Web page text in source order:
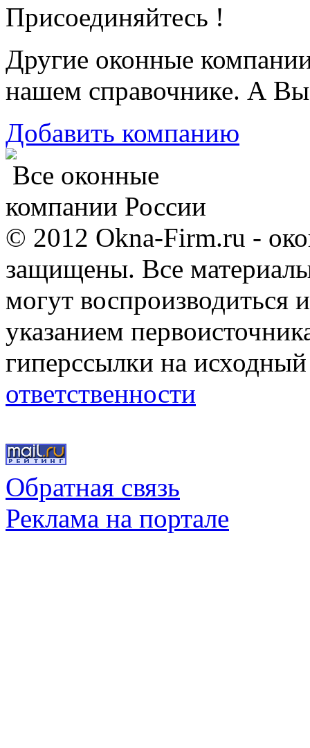
Присоединяйтесь !
Другие оконные
нашем справочнике. А
Добавить компанию
Все оконные
компании России
© 2012 Okna-Firm.ru -
защищены. Все
могут воспроизводиться
указанием
гиперссылки на
ответственности
Обратная связь
Реклама на портале